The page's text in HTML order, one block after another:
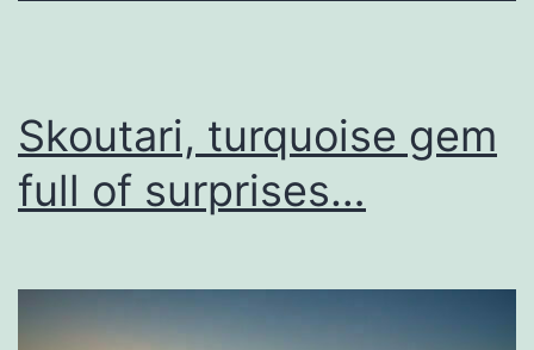
Skoutari, turquoise gem
full of surprises…